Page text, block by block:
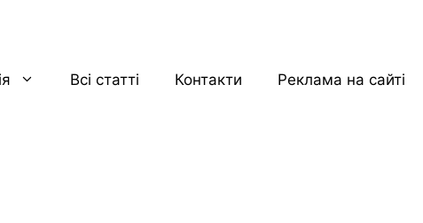
Всі статті Контакти Реклама на сайті